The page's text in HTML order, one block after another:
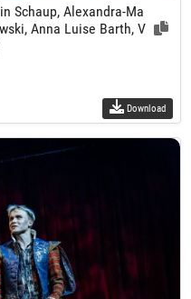
Schaup, Alexandra-Ma
Anna Luise Barth, V
Download